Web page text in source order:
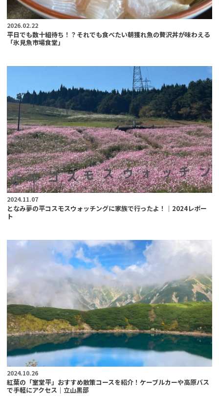
2026.02.22
平日でも数十組待ち！？それでも食べたい朝獲れ魚の贅沢丼が味わえる
「氷見魚市場食堂」
2024.11.07
となみ夢の平コスモスウォッチングに家族で行ったよ！｜2024レポー
ト
2024.10.26
紅葉の「室堂平」おすすめ散策コースを紹介！ケーブルカーや高原バス
で手軽にアクセス｜立山黒部